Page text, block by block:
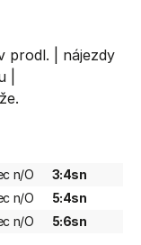
prodl.
nájezdy
n/O
3:4sn
n/O
5:4sn
n/O 5:6sn